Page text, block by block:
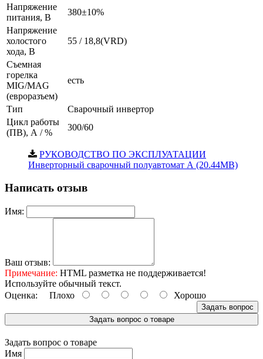
Напряжение
питания, В
380±10%
Напряжение
холостого
хода, В
55 / 18,8(VRD)
Съемная
горелка
MIG/MAG
(евроразъем)
есть
Тип
Сварочный инвертор
Цикл работы
(ПВ), А / %
300/60
РУКОВОДСТВО ПО ЭКСПЛУАТАЦИИ
Инверторный сварочный полуавтомат А (20.44MB)
Написать отзыв
Имя:
Ваш отзыв:
Примечание: HTML разметка не поддерживается!
Используйте обычный текст.
Оценка: Плохо Хорошо
Задать вопрос
Задать вопрос о товаре
Задать вопрос о товаре
Имя